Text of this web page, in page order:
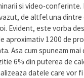
si video-conferinte.
de altfel una dintre
Evident, este vorba
aproximativ 1200 de
Asa cum spuneam mai
6% din puterea de
datele care vor